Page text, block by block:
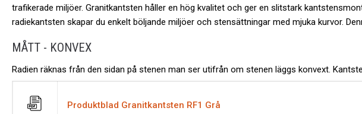
trafikerade miljöer. Granitkantsten håller en hög kvalitet och ger en slitstark
radiekantsten skapar du enkelt böljande miljöer och stensättningar med mjuka kurvor.
MÅTT - KONVEX
Radien räknas från den sidan på stenen man ser utifrån om stenen läggs konvext.
Produktblad Granitkantsten RF1 Grå